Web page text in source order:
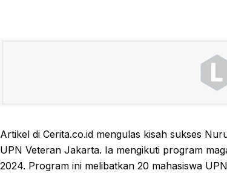
Artikel di Cerita.co.id mengulas kisah sukses
UPN Veteran Jakarta. Ia mengikuti program
2024. Program ini melibatkan 20 mahasiswa